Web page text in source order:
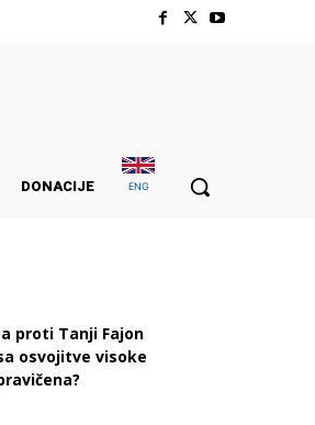
DONACIJE ENG
proti Tanji Fajon
osvojitve visoke